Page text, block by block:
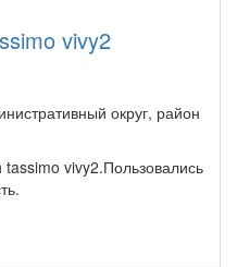
vivy2
округ, район
vivy2.Пользовались